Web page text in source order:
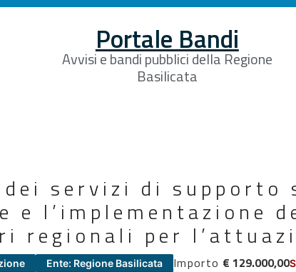
Portale Bandi
Avvisi e bandi pubblici della Regione
Basilicata
servizi di supporto
e l’implementazione
regionali per
Ente: Regione Basilicata Importo € 129.000,00